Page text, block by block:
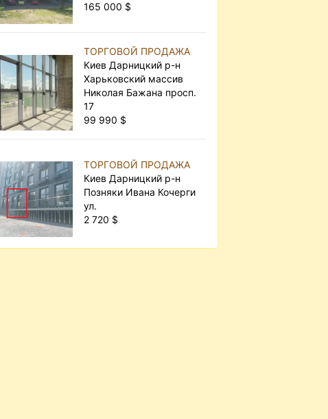
165 000 $
ТОРГОВОЙ ПРОДАЖА
Киев Дарницкий р-н
Харьковский массив
Николая Бажана просп.
17
99 990 $
ТОРГОВОЙ ПРОДАЖА
Киев Дарницкий р-н
Позняки Ивана Кочерги
ул.
2 720 $